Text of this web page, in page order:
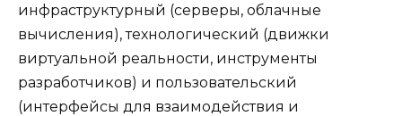
инфраструктурный (серверы, облачные
вычисления), технологический (движки
виртуальной реальности, инструменты
разработчиков) и пользовательский
(интерфейсы для взаимодействия и